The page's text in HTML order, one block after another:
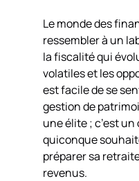
Le monde des
ressembler à un
la fiscalité qui
volatiles et les
est facile de se
gestion de
une élite ; c’est
quiconque
préparer sa
revenus.